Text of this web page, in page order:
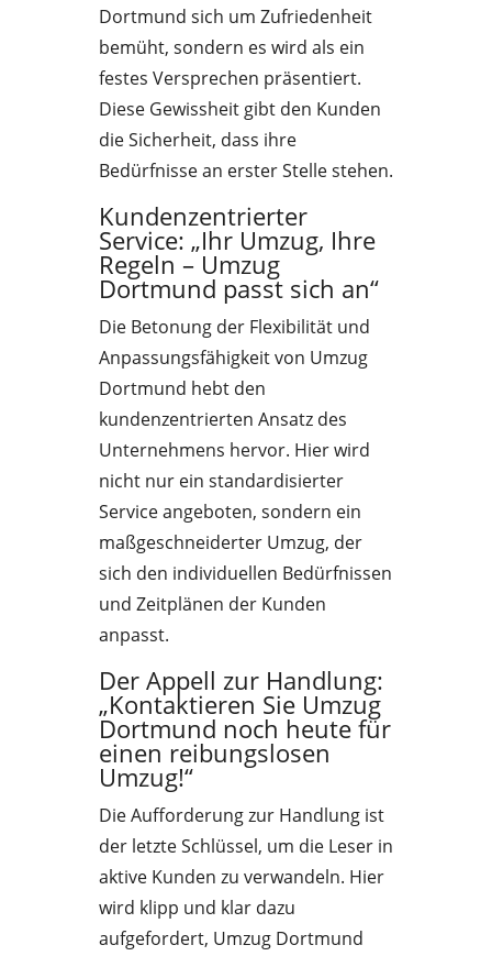
Dortmund sich um Zufriedenheit
bemüht, sondern es wird als ein
festes Versprechen präsentiert.
Diese Gewissheit gibt den Kunden
die Sicherheit, dass ihre
Bedürfnisse an erster Stelle stehen.
Kundenzentrierter
Service: „Ihr Umzug, Ihre
Regeln – Umzug
Dortmund passt sich an“
Die Betonung der Flexibilität und
Anpassungsfähigkeit von Umzug
Dortmund hebt den
kundenzentrierten Ansatz des
Unternehmens hervor. Hier wird
nicht nur ein standardisierter
Service angeboten, sondern ein
maßgeschneiderter Umzug, der
sich den individuellen Bedürfnissen
und Zeitplänen der Kunden
anpasst.
Der Appell zur Handlung:
„Kontaktieren Sie Umzug
Dortmund noch heute für
einen reibungslosen
Umzug!“
Die Aufforderung zur Handlung ist
der letzte Schlüssel, um die Leser in
aktive Kunden zu verwandeln. Hier
wird klipp und klar dazu
aufgefordert, Umzug Dortmund